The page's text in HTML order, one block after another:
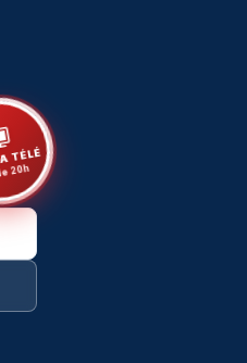
TÉLÉ
20h